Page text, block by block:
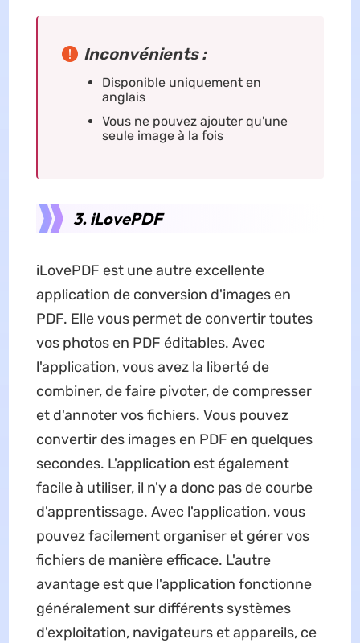
Inconvénients :
Disponible uniquement en
anglais
Vous ne pouvez ajouter qu'une
seule image à la fois
3. iLovePDF
iLovePDF est une autre excellente
application de conversion d'images en
PDF. Elle vous permet de convertir toutes
vos photos en PDF éditables. Avec
l'application, vous avez la liberté de
combiner, de faire pivoter, de compresser
et d'annoter vos fichiers. Vous pouvez
convertir des images en PDF en quelques
secondes. L'application est également
facile à utiliser, il n'y a donc pas de courbe
d'apprentissage. Avec l'application, vous
pouvez facilement organiser et gérer vos
fichiers de manière efficace. L'autre
avantage est que l'application fonctionne
généralement sur différents systèmes
d'exploitation, navigateurs et appareils, ce